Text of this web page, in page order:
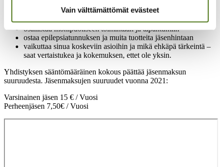
Vain välttämättömät evästeet
Jäsenenä voit
osallistua monipuoliseen toimintaan ja tapahtumiin
ostaa epilepsiatunnuksen ja muita tuotteita jäsenhintaan
vaikuttaa sinua koskeviin asioihin ja mikä ehkäpä tärkeintä –
saat vertaistukea ja kokemuksen, ettet ole yksin.
Yhdistyksen sääntömääräinen kokous päättää jäsenmaksun
suuruudesta. Jäsenmaksujen suuruudet vuonna 2021:
Varsinainen jäsen 15 € / Vuosi
Perheenjäsen 7,50€ / Vuosi